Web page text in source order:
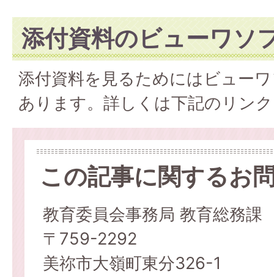
添付資料のビューワソ
添付資料を見るためにはビュー
あります。詳しくは下記のリン
この記事に関するお
教育委員会事務局 教育総務課
〒759-2292
美祢市大嶺町東分326-1